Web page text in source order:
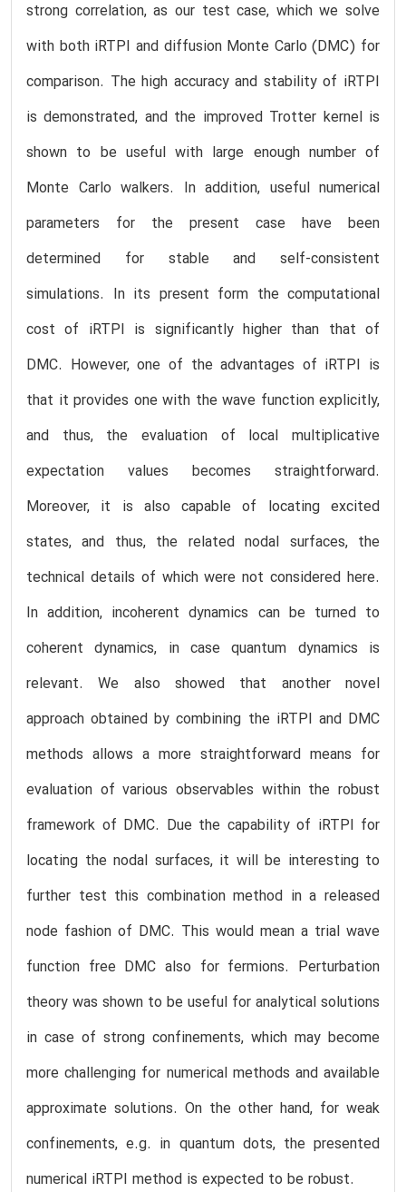
strong correlation, as our test case, which we solve
with both iRTPI and diffusion Monte Carlo (DMC) for
comparison. The high accuracy and stability of iRTPI
is demonstrated, and the improved Trotter kernel is
shown to be useful with large enough number of
Monte Carlo walkers. In addition, useful numerical
parameters for the present case have been
determined for stable and self-consistent
simulations. In its present form the computational
cost of iRTPI is significantly higher than that of
DMC. However, one of the advantages of iRTPI is
that it provides one with the wave function explicitly,
and thus, the evaluation of local multiplicative
expectation values becomes straightforward.
Moreover, it is also capable of locating excited
states, and thus, the related nodal surfaces, the
technical details of which were not considered here.
In addition, incoherent dynamics can be turned to
coherent dynamics, in case quantum dynamics is
relevant. We also showed that another novel
approach obtained by combining the iRTPI and DMC
methods allows a more straightforward means for
evaluation of various observables within the robust
framework of DMC. Due the capability of iRTPI for
locating the nodal surfaces, it will be interesting to
further test this combination method in a released
node fashion of DMC. This would mean a trial wave
function free DMC also for fermions. Perturbation
theory was shown to be useful for analytical solutions
in case of strong confinements, which may become
more challenging for numerical methods and available
approximate solutions. On the other hand, for weak
confinements, e.g. in quantum dots, the presented
numerical iRTPI method is expected to be robust.